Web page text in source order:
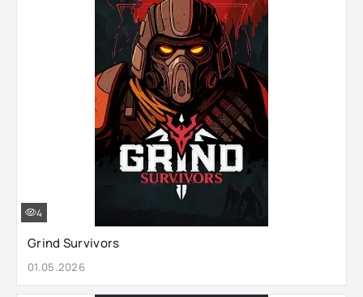
Grind Survivors
01.05.2026
4